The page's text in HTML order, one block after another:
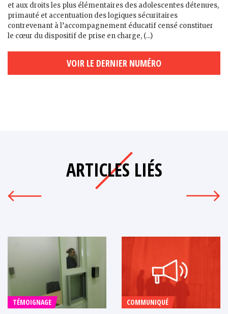
et aux droits les plus élémentaires des adolescent·es détenu·es,
primauté et accentuation des logiques sécuritaires
contrevenant à l’accompagnement éducatif censé constituer
le cœur du dispositif de prise en charge, (...)
VOIR LE DERNIER NUMÉRO
ARTICLES LIÉS
TÉMOIGNAGE COMMUNIQUÉ